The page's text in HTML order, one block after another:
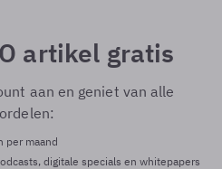
artikel gratis
aan en geniet van alle
per maand
digitale specials en whitepapers